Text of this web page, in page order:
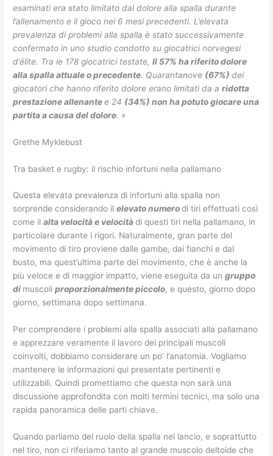
esaminati era stato limitato dal dolore alla spalla durante
l’allenamento e il gioco nei 6 mesi precedenti. L’elevata
prevalenza di problemi alla spalla è stato successivamente
confermato in uno studio condotto su giocatrici norvegesi
d’élite. Tra le 178 giocatrici testate,Il 57% ha riferito dolore
alla spalla attuale o precedente. Quarantanove (67%)dei
giocatori che hanno riferito dolore erano limitati da aridotta
prestazione allenantee 24 (34%) non ha potuto giocare una
partita a causa del dolore. »
Grethe Myklebust
Tra basket e rugby: il rischio infortuni nella pallamano
Questa elevata prevalenza di infortuni alla spalla non
sorprende considerando ilelevato numerodi tiri effettuati così
come ilalta velocità e velocitàdi questi tiri nella pallamano, in
particolare durante i rigori. Naturalmente, gran parte del
movimento di tiro proviene dalle gambe, dai fianchi e dal
busto, ma quest’ultima parte del movimento, che è anche la
più veloce e di maggior impatto, viene eseguita da ungruppo
di muscoliproporzionalmente piccolo, e questo, giorno dopo
giorno, settimana dopo settimana.
Per comprendere i problemi alla spalla associati alla pallamano
e apprezzare veramente il lavoro dei principali muscoli
coinvolti, dobbiamo considerare un po’ l’anatomia. Vogliamo
mantenere le informazioni qui presentate pertinenti e
utilizzabili. Quindi promettiamo che questa non sarà una
discussione approfondita con molti termini tecnici, ma solo una
rapida panoramica delle parti chiave.
Quando parliamo del ruolo della spalla nel lancio, e soprattutto
nel tiro, non ci riferiamo tanto al grande muscolo deltoide che